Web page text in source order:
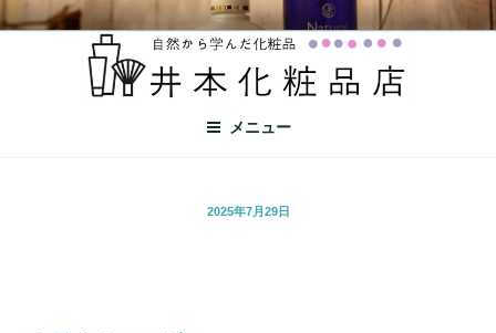
井本化粧品店
自然から学んだ化粧品
メニュー
2025年7月29日